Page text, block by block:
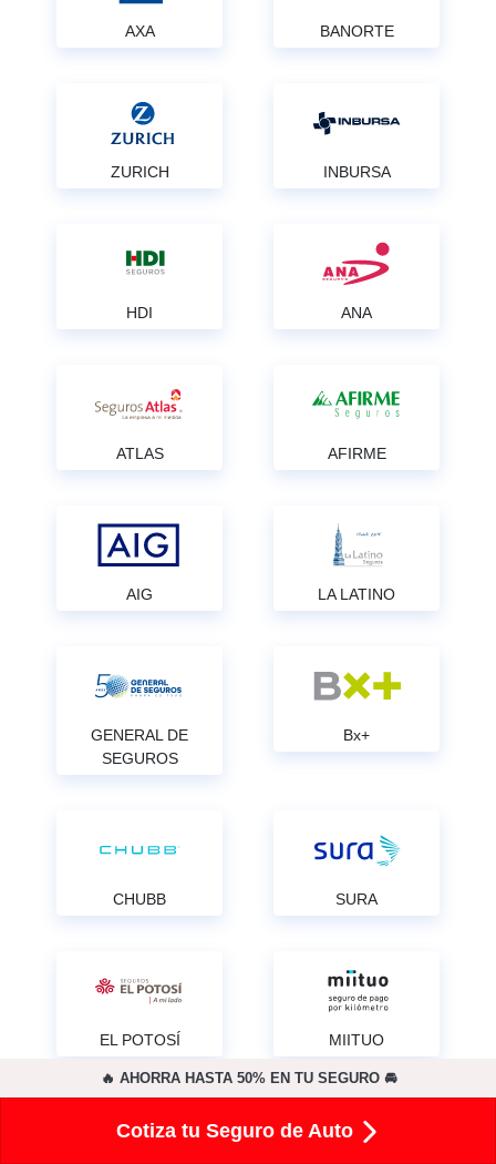
AXA BANORTE
ZURICH INBURSA
HDI ANA
ATLAS AFIRME
AIG LA LATINO
GENERAL DE
SEGUROS
Bx+
CHUBB SURA
EL POTOSÍ MIITUO
🔥 AHORRA HASTA 50% EN TU SEGURO 🚘
Cotiza tu Seguro de Auto